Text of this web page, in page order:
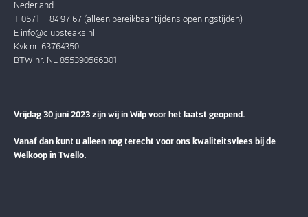
Nederland
T 0571 – 84 97 67 (alleen bereikbaar tijdens openingstijden)
E info@clubsteaks.nl
Kvk nr. 63764350
BTW nr. NL 855390566B01
Vrijdag 30 juni 2023 zijn wij in Wilp voor het laatst geopend.
Vanaf dan kunt u alleen nog terecht voor ons kwaliteitsvlees bij de
Welkoop in Twello.